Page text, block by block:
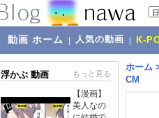
動画 ホーム 人気の動画 K-
浮かぶ 動画 もっと見る
【漫画】
美人なの
ホーム
CM